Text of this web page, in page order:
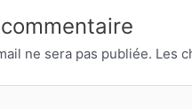
ne sera pas publiée. Les